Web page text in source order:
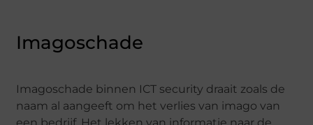
Imagoschade
Imagoschade binnen ICT security draait zoals de
naam al aangeeft om het verlies van imago van